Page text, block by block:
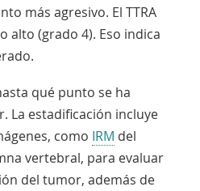
más agresivo. El TTRA
alto (grado 4). Eso indica
qué punto se ha
La estadificación incluye
como IRM del
vertebral, para evaluar
del tumor, además de